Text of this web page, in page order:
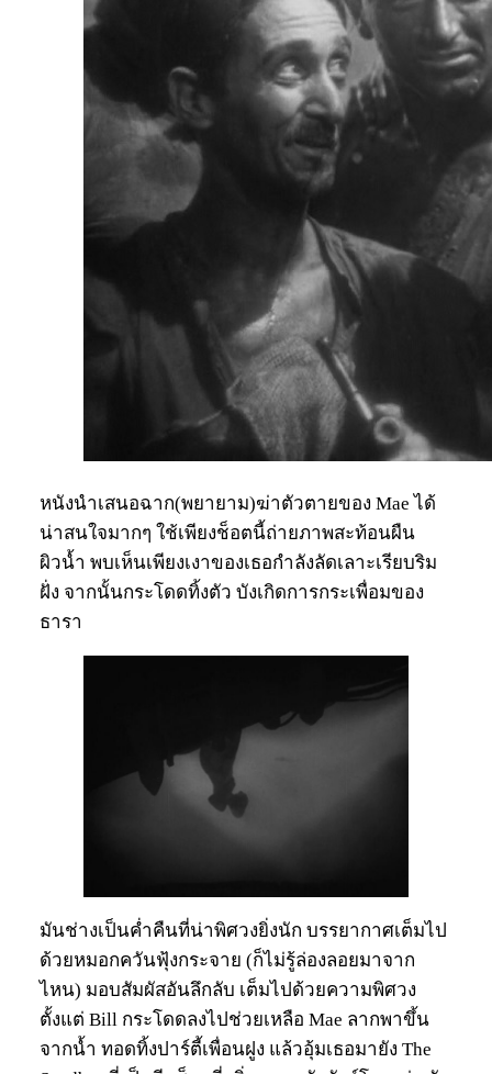
หนังนำเสนอฉาก(พยายาม)ฆ่าตัวตายของ Mae ได้
น่าสนใจมากๆ ใช้เพียงช็อตนี้ถ่ายภาพสะท้อนผืน
ผิวน้ำ พบเห็นเพียงเงาของเธอกำลังลัดเลาะเรียบริม
ฝั่ง จากนั้นกระโดดทิ้งตัว บังเกิดการกระเพื่อมของ
ธารา
มันช่างเป็นค่ำคืนที่น่าพิศวงยิ่งนัก บรรยากาศเต็มไป
ด้วยหมอกควันฟุ้งกระจาย (ก็ไม่รู้ล่องลอยมาจาก
ไหน) มอบสัมผัสอันลึกลับ เต็มไปด้วยความพิศวง
ตั้งแต่ Bill กระโดดลงไปช่วยเหลือ Mae ลากพาขึ้น
จากน้ำ ทอดทิ้งปาร์ตี้เพื่อนฝูง แล้วอุ้มเธอมายัง The